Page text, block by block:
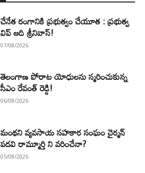
చేనేత రంగానికి ప్రభుత్వం చేయూత : ప్రభుత్వ
విప్ ఆది శ్రీనివాస్!
07/08/2026
తెలంగాణ పోరాట యోధులను స్మరించుకున్న
సీఎం రేవంత్ రెడ్డి!
06/08/2026
మంథని వ్యవసాయ సహకార సంఘం చైర్మన్
పదవి రామ్మూర్తి ని వరించేనా?
05/08/2026